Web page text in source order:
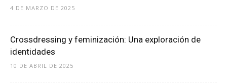
4 DE MARZO DE 2025
Crossdressing y feminización: Una exploración de
identidades
10 DE ABRIL DE 2025